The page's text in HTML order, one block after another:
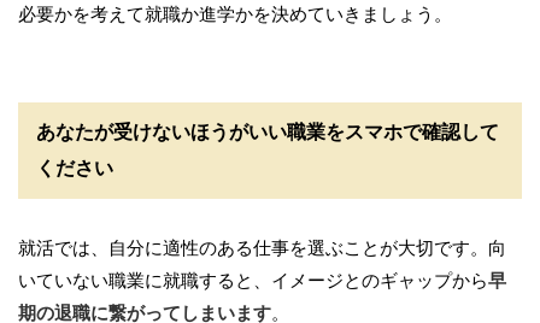
必要かを考えて就職か進学かを決めていきましょう。
あなたが受けないほうがいい職業をスマホで確認して
ください
就活では、自分に適性のある仕事を選ぶことが大切です。向
いていない職業に就職すると、イメージとのギャップから早
期の退職に繋がってしまいます。